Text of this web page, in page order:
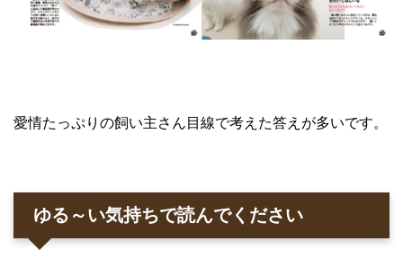
愛情たっぷりの飼い主さん目線で考えた答えが多いです。
ゆる～い気持ちで読んでください